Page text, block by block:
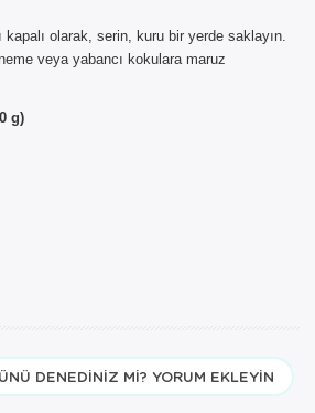
kapalı olarak, serin, kuru bir yerde saklayın.
veya yabancı kokulara maruz
g)
DENEDINIZ MI? YORUM EKLEYIN
geçerlidir.